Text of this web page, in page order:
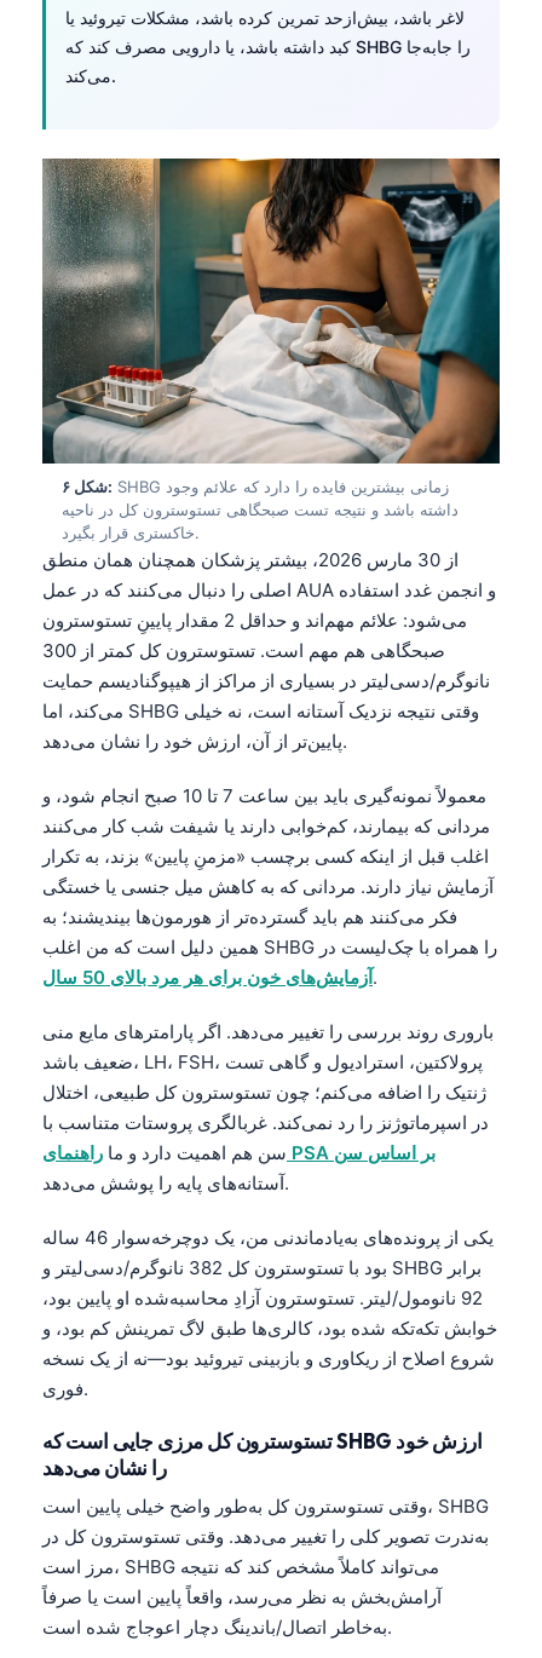
لاغر باشد، بیش‌ازحد تمرین کرده باشد، مشکلات تیروئید یا
کبد داشته باشد، یا دارویی مصرف کند که SHBG را جابه‌جا
می‌کند.
شکل ۶: SHBG زمانی بیشترین فایده را دارد که علائم وجود
داشته باشد و نتیجه تست صبحگاهی تستوسترون کل در ناحیه
خاکستری قرار بگیرد.
از 30 مارس 2026، بیشتر پزشکان همچنان همان منطق
اصلی را دنبال می‌کنند که در عمل AUA و انجمن غدد استفاده
می‌شود: علائم مهم‌اند و حداقل 2 مقدار پایینِ تستوسترون
صبحگاهی هم مهم است. تستوسترون کل کمتر از 300
نانوگرم/دسی‌لیتر در بسیاری از مراکز از هیپوگنادیسم حمایت
می‌کند، اما SHBG وقتی نتیجه نزدیک آستانه است، نه خیلی
پایین‌تر از آن، ارزش خود را نشان می‌دهد.
معمولاً نمونه‌گیری باید بین ساعت 7 تا 10 صبح انجام شود، و
مردانی که بیمارند، کم‌خوابی دارند یا شیفت شب کار می‌کنند
اغلب قبل از اینکه کسی برچسب «مزمنِ پایین» بزند، به تکرار
آزمایش نیاز دارند. مردانی که به کاهش میل جنسی یا خستگی
فکر می‌کنند هم باید گسترده‌تر از هورمون‌ها بیندیشند؛ به
همین دلیل است که من اغلب SHBG را همراه با چک‌لیست در
آزمایش‌های خون برای هر مرد بالای 50 سال.
باروری روند بررسی را تغییر می‌دهد. اگر پارامترهای مایع منی
ضعیف باشد، LH، FSH، پرولاکتین، استرادیول و گاهی تست
ژنتیک را اضافه می‌کنم؛ چون تستوسترون کل طبیعی، اختلال
در اسپرماتوژنز را رد نمی‌کند. غربالگری پروستات متناسب با
سن هم اهمیت دارد و ما
راهنمای PSA بر اساس سن
آستانه‌های پایه را پوشش می‌دهد.
یکی از پرونده‌های به‌یادماندنی من، یک دوچرخه‌سوار 46 ساله
بود با تستوسترون کل 382 نانوگرم/دسی‌لیتر و SHBG برابر
92 نانومول/لیتر. تستوسترون آزادِ محاسبه‌شده او پایین بود،
خوابش تکه‌تکه شده بود، کالری‌ها طبق لاگ تمرینش کم بود، و
شروع اصلاح از ریکاوری و بازبینی تیروئید بود—نه از یک نسخه
فوری.
تستوسترون کل مرزی جایی است که SHBG ارزش خود
را نشان می‌دهد
وقتی تستوسترون کل به‌طور واضح خیلی پایین است، SHBG
به‌ندرت تصویر کلی را تغییر می‌دهد. وقتی تستوسترون کل در
مرز است، SHBG می‌تواند کاملاً مشخص کند که نتیجه
آرامش‌بخش به نظر می‌رسد، واقعاً پایین است یا صرفاً
به‌خاطر اتصال/باندینگ دچار اعوجاج شده است.
Čeština
ქართული
Русский
Lietuvių kalba
Polski
Slovenščina
Magyar
Shqip
বাংলা
मराठी
తెలుగు
தமிழ்
ગુજરાતી
മലയാളം
Bahasa Melayu
Tiếng Việt
Tagalog
ไทย
ភាសាខ្មែរ
Kiswahili
አማርኛ
Українська
O‘zbekcha
Català
Қазақ тілі
Suomi
Hrvatski
Slovenčina
كوردی‎
پښتو
سنڌي
සිංහල
অসমীয়া
Македонски јазик
Euskara